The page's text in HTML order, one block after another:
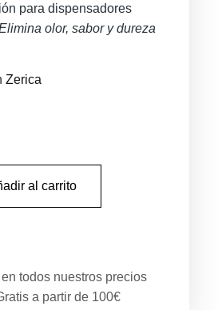
para dispensadores
olor, sabor y dureza
Zerica
al carrito
en todos nuestros precios
a partir de 100€